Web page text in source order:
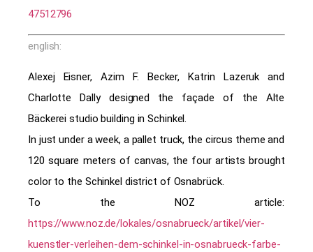
47512796
english:
Alexej Eisner, Azim F. Becker, Katrin Lazeruk and
Charlotte Dally designed the façade of the Alte
Bäckerei studio building in Schinkel.
In just under a week, a pallet truck, the circus theme and
120 square meters of canvas, the four artists brought
color to the Schinkel district of Osnabrück.
To the NOZ article:
https://www.noz.de/lokales/osnabrueck/artikel/vier-
kuenstler-verleihen-dem-schinkel-in-osnabrueck-farbe-